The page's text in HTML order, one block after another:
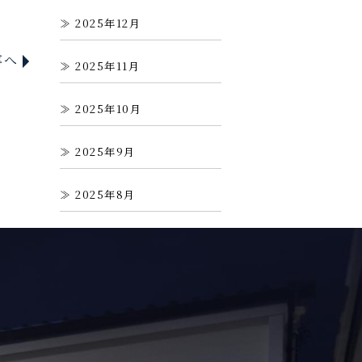
2025年12月
2025年11月
2025年10月
2025年9月
2025年8月